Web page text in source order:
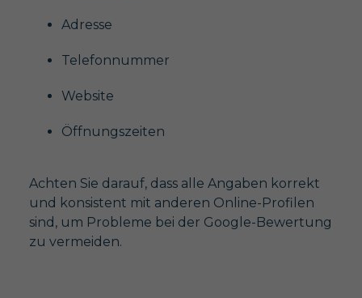
Adresse
Telefonnummer
Website
Öffnungszeiten
Achten Sie darauf, dass alle Angaben korrekt
und konsistent mit anderen Online-Profilen
sind, um Probleme bei der Google-Bewertung
zu vermeiden.